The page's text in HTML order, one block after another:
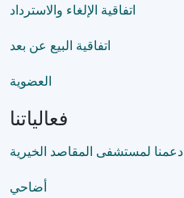
اتفاقية الإلغاء والاسترداد
اتفاقية البيع عن بعد
العضوية
فعالياتنا
دعمنا لمستشفى المقاصد الخيرية
أضاحي